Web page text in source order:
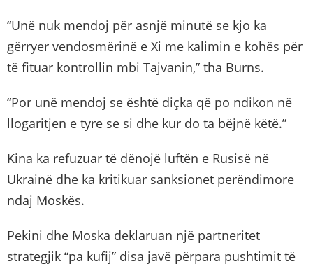
“Unë nuk mendoj për asnjë minutë se kjo ka
gërryer vendosmërinë e Xi me kalimin e kohës për
të fituar kontrollin mbi Tajvanin,” tha Burns.
“Por unë mendoj se është diçka që po ndikon në
llogaritjen e tyre se si dhe kur do ta bëjnë këtë.”
Kina ka refuzuar të dënojë luftën e Rusisë në
Ukrainë dhe ka kritikuar sanksionet perëndimore
ndaj Moskës.
Pekini dhe Moska deklaruan një partneritet
strategjik “pa kufij” disa javë përpara pushtimit të